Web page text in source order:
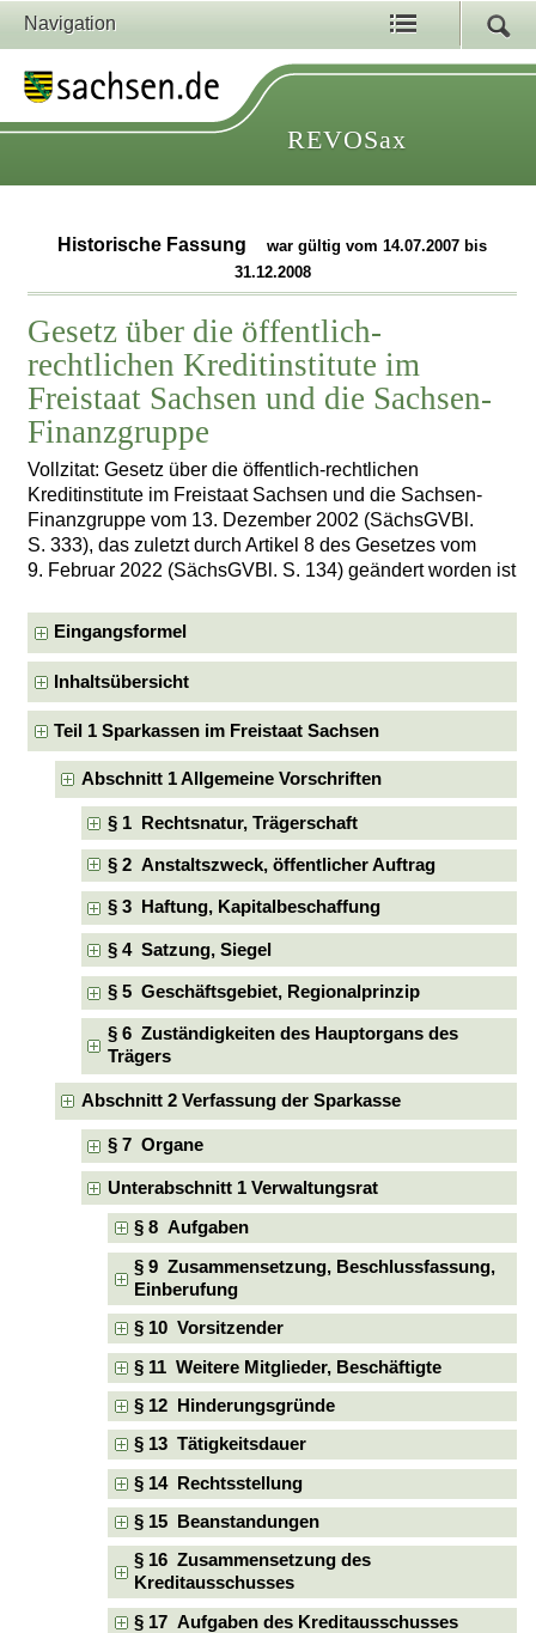
Navigation
REVOSax
Historische Fassung
war gültig vom 14.07.2007 bis
31.12.2008
Gesetz über die öffentlich-
rechtlichen Kreditinstitute im
Freistaat Sachsen und die Sachsen-
Finanzgruppe
Vollzitat: Gesetz über die öffentlich-rechtlichen
Kreditinstitute im Freistaat Sachsen und die Sachsen-
Finanzgruppe vom 13. Dezember 2002 (SächsGVBl.
S. 333), das zuletzt durch Artikel 8 des Gesetzes vom
9. Februar 2022 (SächsGVBl. S. 134) geändert worden ist
Eingangsformel
Inhaltsübersicht
Teil 1 Sparkassen im Freistaat Sachsen
Abschnitt 1 Allgemeine Vorschriften
§ 1 Rechtsnatur, Trägerschaft
§ 2 Anstaltszweck, öffentlicher Auftrag
§ 3 Haftung, Kapitalbeschaffung
§ 4 Satzung, Siegel
§ 5 Geschäftsgebiet, Regionalprinzip
§ 6 Zuständigkeiten des Hauptorgans des
Trägers
Abschnitt 2 Verfassung der Sparkasse
§ 7 Organe
Unterabschnitt 1 Verwaltungsrat
§ 8 Aufgaben
§ 9 Zusammensetzung, Beschlussfassung,
Einberufung
§ 10 Vorsitzender
§ 11 Weitere Mitglieder, Beschäftigte
§ 12 Hinderungsgründe
§ 13 Tätigkeitsdauer
§ 14 Rechtsstellung
§ 15 Beanstandungen
§ 16 Zusammensetzung des
Kreditausschusses
§ 17 Aufgaben des Kreditausschusses